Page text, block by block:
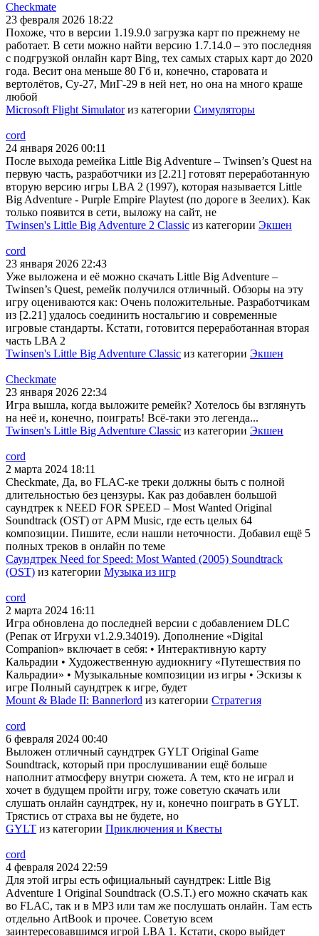
Checkmate
23 февраля 2026 18:22
Похоже, что в версии 1.19.9.0 загрузка карт по прежнему не
работает. В сети можно найти версию 1.7.14.0 – это последняя
с подгрузкой онлайн карт Bing, тех самых старых карт до 2020
года. Весит она меньше 80 Гб и, конечно, старовата и
вертолётов, Су-27, МиГ-29 в ней нет, но она на много краше
любой
Microsoft Flight Simulatorиз категории Симуляторы
cord
24 января 2026 00:11
После выхода ремейка Little Big Adventure – Twinsen’s Quest на
первую часть, разработчики из [2.21] готовят переработанную
вторую версию игры LBA 2 (1997), которая называется Little
Big Adventure - Purple Empire Playtest (по дороге в Зеелих). Как
только появится в сети, выложу на сайт, не
Twinsen's Little Big Adventure 2 Classic из категории Экшен
cord
23 января 2026 22:43
Уже выложена и её можно скачать Little Big Adventure –
Twinsen’s Quest, ремейк получился отличный. Обзоры на эту
игру оцениваются как: Очень положительные. Разработчикам
из [2.21] удалось соединить ностальгию и современные
игровые стандарты. Кстати, готовится переработанная вторая
часть LBA 2
Twinsen's Little Big Adventure Classic из категории Экшен
Checkmate
23 января 2026 22:34
Игра вышла, когда выложите ремейк? Хотелось бы взглянуть
на неё и, конечно, поиграть! Всё-таки это легенда...
Twinsen's Little Big Adventure Classic из категории Экшен
cord
2 марта 2024 18:11
Checkmate, Да, во FLAC-ке треки должны быть с полной
длительностью без цензуры. Как раз добавлен большой
саундтрек к NEED FOR SPEED – Most Wanted Original
Soundtrack (OST) от APM Music, где есть целых 64
композиции. Пишите, если нашли неточности. Добавил ещё 5
полных треков в онлайн по теме
Саундтрек Need for Speed: Most Wanted (2005) Soundtrack
(OST) из категории Музыка из игр
cord
2 марта 2024 16:11
Игра обновлена до последней версии с добавлением DLC
(Репак от Игрухи v1.2.9.34019). Дополнение «Digital
Companion» включает в себя: • Интерактивную карту
Кальрадии • Художественную аудиокнигу «Путешествия по
Кальрадии» • Музыкальные композиции из игры • Эскизы к
игре Полный саундтрек к игре, будет
Mount & Blade II: Bannerlord из категории Стратегия
cord
6 февраля 2024 00:40
Выложен отличный саундтрек GYLT Original Game
Soundtrack, который при прослушивании ещё больше
наполнит атмосферу внутри сюжета. А тем, кто не играл и
хочет в будущем пройти игру, тоже советую скачать или
слушать онлайн саундтрек, ну и, конечно поиграть в GYLT.
Трястись от страха вы не будете, но
GYLT из категории Приключения и Квесты
cord
4 февраля 2024 22:59
Для этой игры есть официальный саундтрек: Little Big
Adventure 1 Original Soundtrack (O.S.T.) его можно скачать как
во FLAC, так и в MP3 или там же послушать онлайн. Там есть
отдельно ArtBook и прочее. Советую всем
заинтересовавшимся игрой LBA 1. Кстати, скоро выйдет